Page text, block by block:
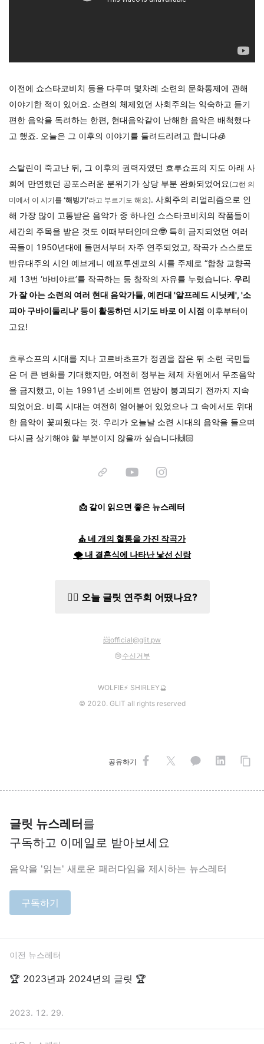
이전에 쇼스타코비치 등을 다루며 몇차례 소련의 문화통제에 관해
이야기한 적이 있어요. 소련의 체제였던 사회주의는 익숙하고 듣기
편한 음악을 독려하는 한편, 현대음악같이 난해한 음악은 배척했다
고 했죠. 오늘은 그 이후의 이야기를 들려드리려고 합니다🧊
스탈린이 죽고난 뒤, 그 이후의 권력자였던 흐루쇼프의 지도 아래 사
회에 만연했던 공포스러운 분위기가 상당 부분 완화되었어요 (그런 의
미에서 이 시기를 ‘해빙기’라고 부르기도 해요). 사회주의 리얼리즘으로 인
해 가장 많이 고통받은 음악가 중 하나인 쇼스타코비치의 작품들이
세간의 주목을 받은 것도 이때부터인데요🤓 특히 금지되었던 여러
곡들이 1950년대에 들면서부터 자주 연주되었고, 작곡가 스스로도
반유대주의 시인 예브게니 예프투셴코의 시를 주제로 “합창 교향곡
제 13번 ‘바비야르’를 작곡하는 등 창작의 자유를 누렸습니다. 우리
가 잘 아는 소련의 여러 현대 음악가들, 예컨대 '알프레드 시닛케', '소
피아 구바이둘리나' 등이 활동하던 시기도 바로 이 시점 이후부터이
고요!
흐루쇼프의 시대를 지나 고르바초프가 정권을 잡은 뒤 소련 국민들
은 더 큰 변화를 기대했지만, 여전히 정부는 체제 차원에서 무조음악
을 금지했고, 이는 1991년 소비에트 연방이 붕괴되기 전까지 지속
되었어요. 비록 시대는 여전히 얼어붙어 있었으나 그 속에서도 위대
한 음악이 꽃피웠다는 것. 우리가 오늘날 소련 시대의 음악을 들으며
다시금 상기해야 할 부분이지 않을까 싶습니다🙌🏻
📩 같이 읽으면 좋은 뉴스레터
⛪️ 네 개의 혈통을 가진 작곡가
🌪 내 결혼식에 나타난 낯선 신랑
✍🏻 오늘 글릿 연주회 어땠나요?
📨official@glit.pw
😢수신거부
WOLFIE⚡️ SHIRLEY🔮
©️ 2020. GLIT all rights reserved
공유하기
글릿 뉴스레터를
구독하고 이메일로 받아보세요
음악을 '읽는' 새로운 패러다임을 제시하는 뉴스레터
구독하기
이전 뉴스레터
🏆 2023년과 2024년의 글릿 🏆
2023. 12. 29.